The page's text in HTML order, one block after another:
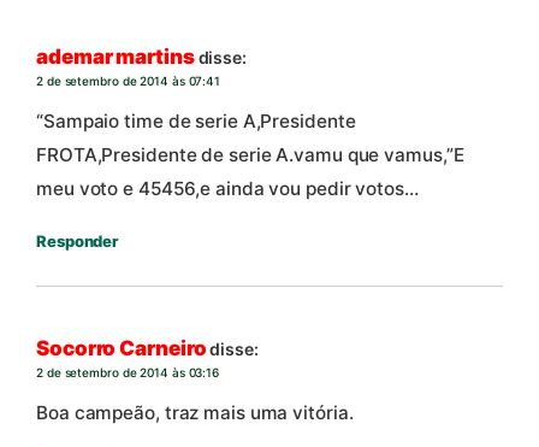
ademar martinsdisse:
2 de setembro de 2014 às 07:41
“Sampaio time de serie A,Presidente
FROTA,Presidente de serie A.vamu que vamus,”E
meu voto e 45456,e ainda vou pedir votos…
Responder
Socorro Carneirodisse:
2 de setembro de 2014 às 03:16
Boa campeão, traz mais uma vitória.